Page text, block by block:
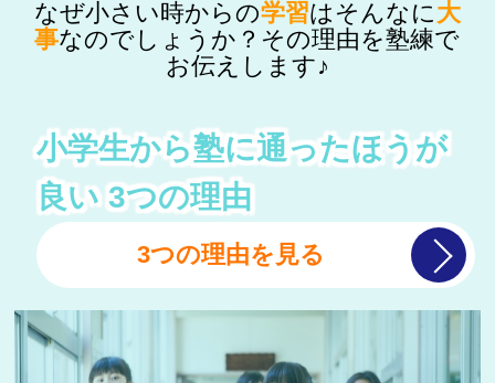
なぜ小さい時からの学習はそんなに 大
事なのでしょうか？その理由を塾練で
お伝えします♪
小学生から塾に通ったほうが
良い3つの理由
3つの理由を見る